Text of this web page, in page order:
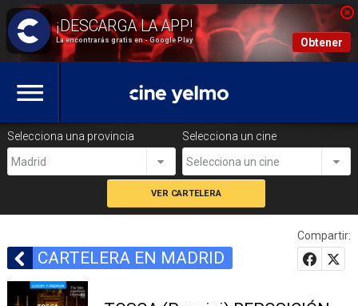
La encontrarás gratis en - Google Play Obtener
Selecciona una provincia
Madrid
Selecciona un cine
Selecciona un cine
CARTELERA EN MADRID
Compartir: